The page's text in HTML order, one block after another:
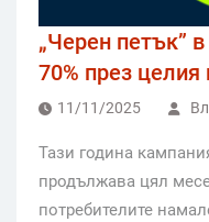
„Черен петък”
70% през
11/11/2025
Тази година
продължава цял
потребителите